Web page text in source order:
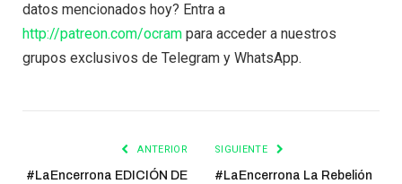
datos mencionados hoy? Entra a
http://patreon.com/ocram para acceder a nuestros
grupos exclusivos de Telegram y WhatsApp.
ANTERIOR
#LaEncerrona EDICIÓN DE
SIGUIENTE
#LaEncerrona La Rebelión